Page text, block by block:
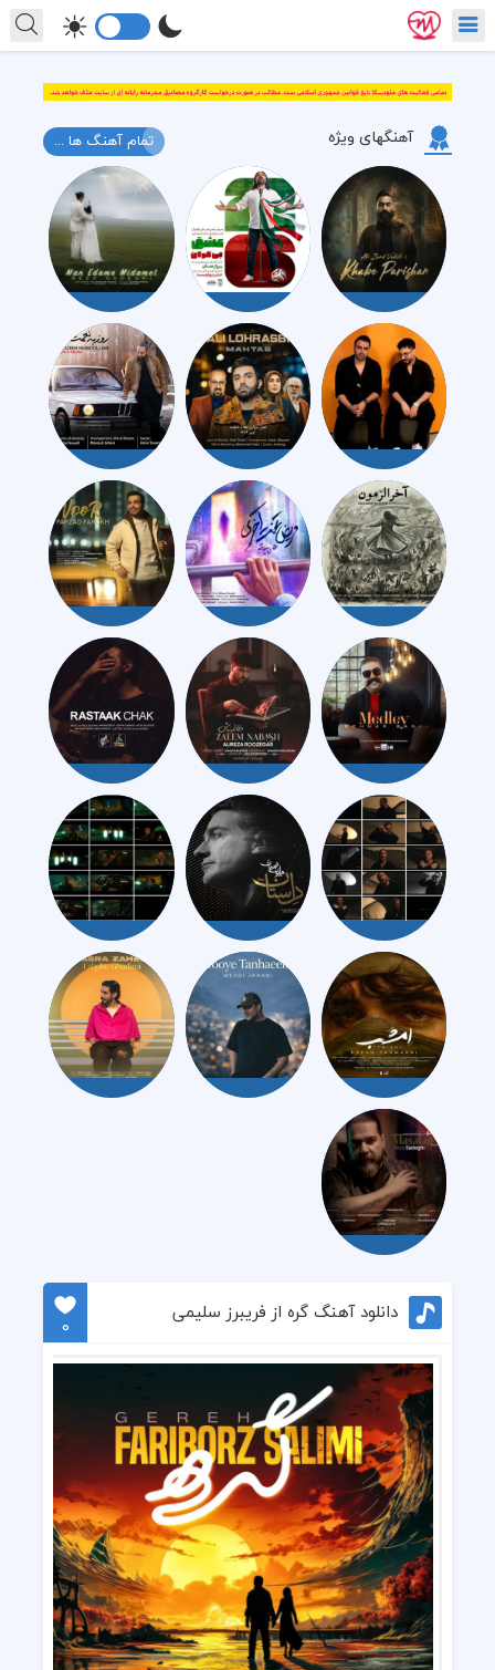
آهنگهای ویژه تمام آهنگ ها ...
دانلود آهنگ گره از فريبرز سليمى
0